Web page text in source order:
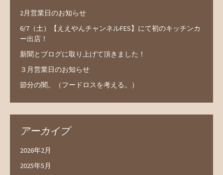
2月営業日のお知らせ
6/7（土）【ええやんチャンネルFES】にて初のキッチンカ
ー出店！
新聞とブログに取り上げて頂きました！
３月営業日のお知らせ
節分の闇。（フードロスを考える。）
アーカイブ
2026年2月
2025年5月